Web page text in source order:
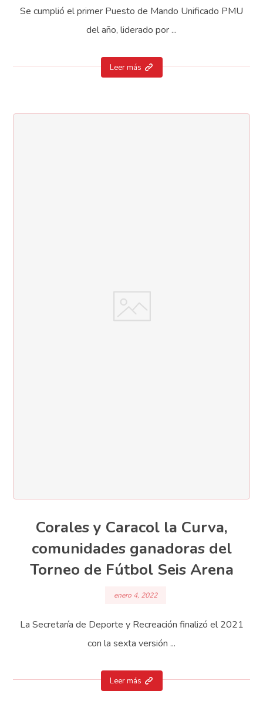
Se cumplió el primer Puesto de Mando Unificado PMU
del año, liderado por ...
Leer más
Corales y Caracol la Curva,
comunidades ganadoras del
Torneo de Fútbol Seis Arena
enero 4, 2022
La Secretaría de Deporte y Recreación finalizó el 2021
con la sexta versión ...
Leer más